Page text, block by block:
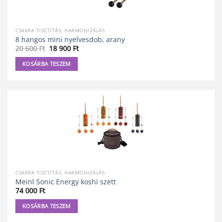
CSAKRA TISZTÍTÁS, HARMONIZÁLÁS
8 hangos mini nyelvesdob, arany
20 600Ft Original
price
was:
20
600 Ft.
18 900 FtCurrent
price
KOSÁRBA TESZEM
CSAKRA TISZTÍTÁS, HARMONIZÁLÁS
Meinl Sonic Energy koshi szett
74 000 Ft
KOSÁRBA TESZEM